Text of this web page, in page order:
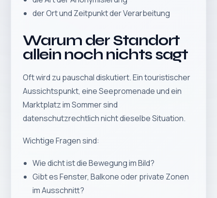
der Ort und Zeitpunkt der Verarbeitung
Warum der Standort
allein noch nichts sagt
Oft wird zu pauschal diskutiert. Ein touristischer
Aussichtspunkt, eine Seepromenade und ein
Marktplatz im Sommer sind
datenschutzrechtlich nicht dieselbe Situation.
Wichtige Fragen sind:
Wie dicht ist die Bewegung im Bild?
Gibt es Fenster, Balkone oder private Zonen
im Ausschnitt?